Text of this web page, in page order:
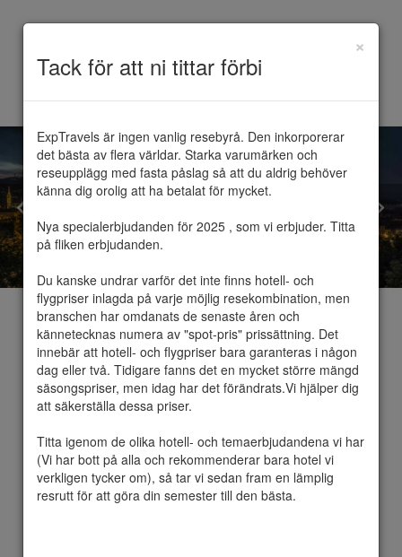
Tack för att ni tittar förbi
×
ExpTravels är ingen vanlig resebyrå. Den inkorporerar
det bästa av flera världar. Starka varumärken och
reseupplägg med fasta påslag så att du aldrig behöver
känna dig orolig att ha betalat för mycket.
Nya specialerbjudanden för 2025 , som vi erbjuder. Titta
på fliken erbjudanden.
Du kanske undrar varför det inte finns hotell- och
flygpriser inlagda på varje möjlig resekombination, men
branschen har omdanats de senaste åren och
kännetecknas numera av "spot-pris" prissättning. Det
innebär att hotell- och flygpriser bara garanteras i någon
dag eller två. Tidigare fanns det en mycket större mängd
säsongspriser, men idag har det förändrats.Vi hjälper dig
att säkerställa dessa priser.
Titta igenom de olika hotell- och temaerbjudandena vi har
(Vi har bott på alla och rekommenderar bara hotel vi
verkligen tycker om), så tar vi sedan fram en lämplig
resrutt för att göra din semester till den bästa.
Weekend
Vill du komma undan för en helg men har
ingen tid att planera? Vad händer om du
inte vet vart du vill åka?. Allt du behöver